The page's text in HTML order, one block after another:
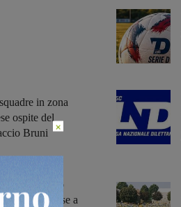
in zona
ospite del
Bruni
passo falso
Bucinese a
×